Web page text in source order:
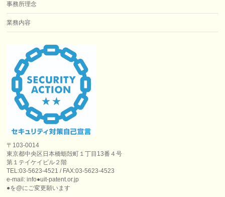
事務所理念
業務内容
〒103-0014
東京都中央区日本橋蛎殻町１丁目13番４号
第１テイケイビル２階
TEL:03-5623-4521 / FAX:03-5623-4523
e-mail: info●uit-patent.or.jp
●を@にご変更願います